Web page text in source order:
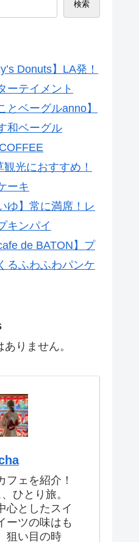
検索
Donuts】LA発！
ーテイメント
ベーグルanno】
和ベーグル
光におすすめ！
ーキ
ゆ】常に満席！レ
キンパイ
de BATON】プ
るふわふわパンケ
りません。
フェを紹介！
ひとり旅。
心としたスイ
ーツの味はも
狙い目の時